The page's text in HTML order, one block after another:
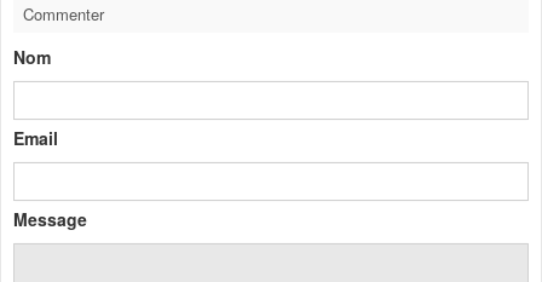
Commenter
Nom
Email
Message